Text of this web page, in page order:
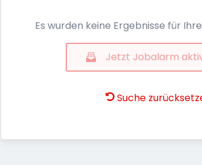
Es wurden keine Ergebnisse für
Jetzt Jobalarm
Suche